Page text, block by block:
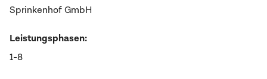
Sprinkenhof GmbH
Leistungsphasen:
1-8